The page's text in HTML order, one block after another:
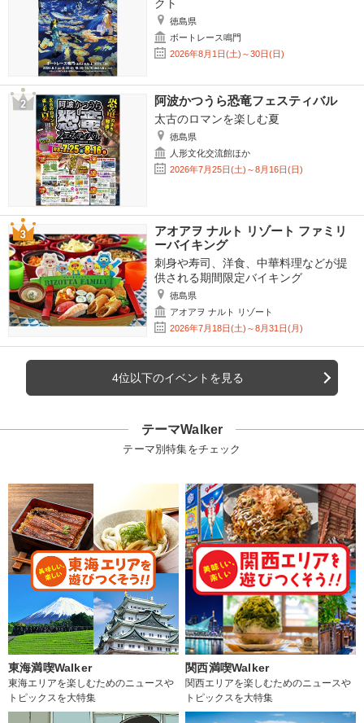
クト
徳島県
ボートレース鳴門
2026年8月1日(土)～30日(日)
阿波かつうら恐竜フェスティバル
太古のロマンを楽しむ夏
徳島県
人形文化交流館ほか
2026年7月25日(土)～8月16日(日)
アオアヲ ナルト リゾート ファミリ
ーバイキング
刺身や寿司、洋食、中華料理などが提
供される期間限定バイキング
徳島県
アオアヲ ナルト リゾート
2026年7月18日(土)～8月31日(月)
4位以下のイベントを見る
テーマWalker
テーマ別特集をチェック
東海満喫Walker
東海エリアを楽しむためのニュースや
トピックスを大特集
関西満喫Walker
関西エリアを楽しむためのニュースや
トピックスを大特集